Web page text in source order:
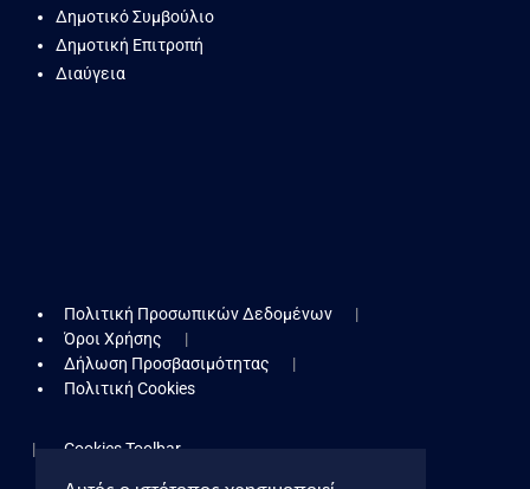
Δημοτικό Συμβούλιο
Δημοτική Επιτροπή
Διαύγεια
Πολιτική Προσωπικών Δεδομένων
Όροι Χρήσης
Δήλωση Προσβασιμότητας
Πολιτική Cookies
Cookies Toolbar